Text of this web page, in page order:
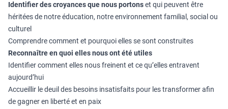
Identifier des croyances que nous portonset qui peuvent être
héritées de notre éducation, notre environnement familial, social ou
culturel
Comprendre comment et pourquoi elles se sont construites
Reconnaître en quoi elles nous ont été utiles
Identifier comment elles nous freinent et ce qu’elles entravent
aujourd’hui
Accueillir le deuil des besoins insatisfaits pour les transformer afin
de gagner en liberté et en paix